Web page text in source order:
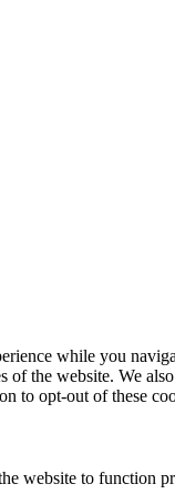
while you
the website. We
to opt-out of these
website to function